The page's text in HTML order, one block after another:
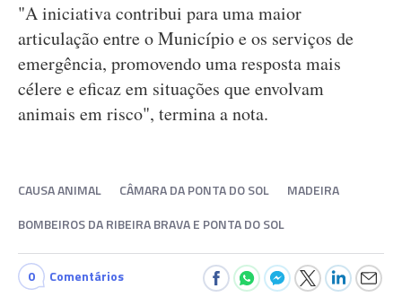
"A iniciativa contribui para uma maior
articulação entre o Município e os serviços de
emergência, promovendo uma resposta mais
célere e eficaz em situações que envolvam
animais em risco", termina a nota.
CAUSA ANIMAL CÂMARA DA PONTA DO SOL
MADEIRA
BOMBEIROS DA RIBEIRA BRAVA E PONTA DO SOL
0 Comentários